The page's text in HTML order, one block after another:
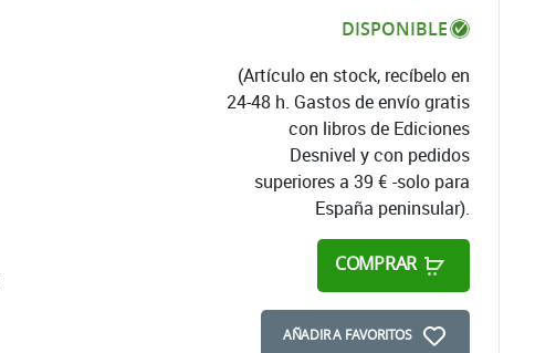
DISPONIBLE
(Artículo en stock, recíbelo en
24-48 h. Gastos de envío gratis
con libros de Ediciones
Desnivel y con pedidos
superiores a 39 € -solo para
España peninsular).
COMPRAR
AÑADIR A FAVORITOS